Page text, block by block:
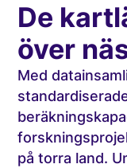
De
över
Med
på torra land.